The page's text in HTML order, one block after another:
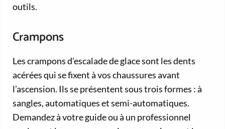
outils.
Crampons
Les crampons d’escalade de glace sont les dents
acérées qui se fixent à vos chaussures avant
l’ascension. Ils se présentent sous trois formes : à
sangles, automatiques et semi-automatiques.
Demandez à votre guide ou à un professionnel